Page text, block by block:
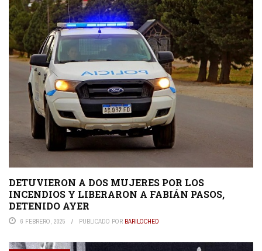
DETUVIERON A DOS MUJERES POR LOS
INCENDIOS Y LIBERARON A FABIÁN PASOS,
DETENIDO AYER
6 FEBRERO, 2025 PUBLICADO POR BARILOCHED